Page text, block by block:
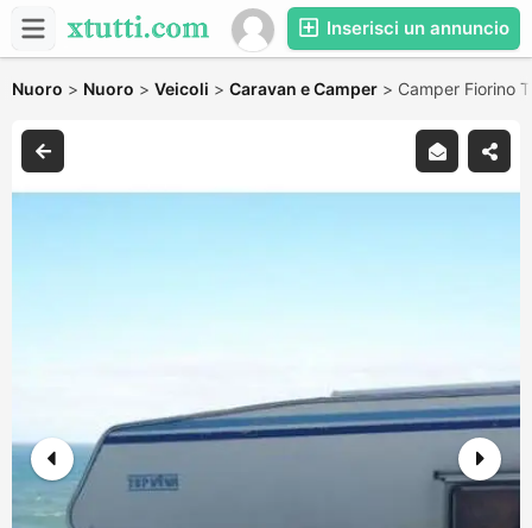
Inserisci un annuncio
Nuoro > Nuoro > Veicoli > Caravan e Camper > Camper Fiorino